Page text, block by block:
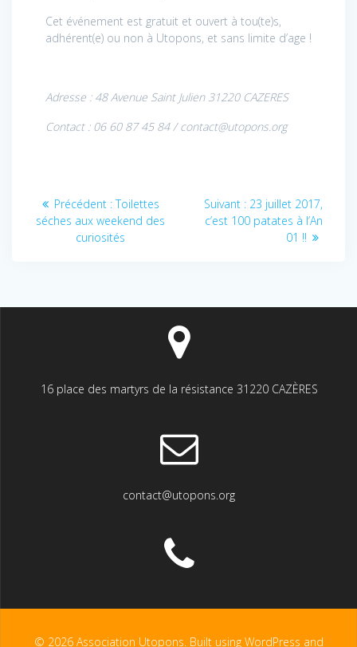
Cet événement est gratuit et ouvert à tou(te)s,
adhérent(e) ou non à Utopons, et sans limite d’age !
Adresse : 48 Avenue Saint Julien 31220 CAZERES
Contact : 06 60 87 45 84 / contact@utopons.org
Navigation
de
Précédent :Article
précédent
:
Toilettes
séches aux weekend des
curiosités
Suivant : Article
suivant
23 juillet 2017,
c’est 100 patates à l’An
01 !!
16 place des martyrs de la résistance 31220 CAZÈRES
contact@utopons.org
© 2026 Association Utopons. Built using WordPress and